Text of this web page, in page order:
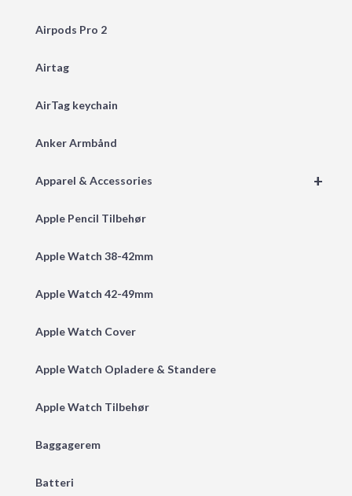
Airpods Pro 2
Airtag
AirTag keychain
Anker Armbånd
+
Apparel & Accessories
Apple Pencil Tilbehør
Apple Watch 38-42mm
Apple Watch 42-49mm
Apple Watch Cover
Apple Watch Opladere & Standere
Apple Watch Tilbehør
Baggagerem
Batteri